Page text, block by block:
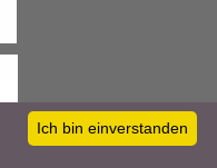
Ich bin einverstanden